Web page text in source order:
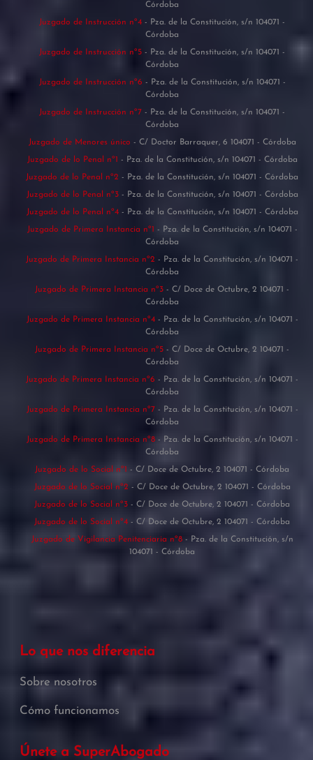
Córdoba
Juzgado de Instrucción nº4 - Pza. de la Constitución, s/n 104071 -
Córdoba
Juzgado de Instrucción nº5 - Pza. de la Constitución, s/n 104071 -
Córdoba
Juzgado de Instrucción nº6 - Pza. de la Constitución, s/n 104071 -
Córdoba
Juzgado de Instrucción nº7 - Pza. de la Constitución, s/n 104071 -
Córdoba
Juzgado de Menores único - C/ Doctor Barraquer, 6 104071 - Córdoba
Juzgado de lo Penal nº1 - Pza. de la Constitución, s/n 104071 - Córdoba
Juzgado de lo Penal nº2 - Pza. de la Constitución, s/n 104071 - Córdoba
Juzgado de lo Penal nº3 - Pza. de la Constitución, s/n 104071 - Córdoba
Juzgado de lo Penal nº4 - Pza. de la Constitución, s/n 104071 - Córdoba
Juzgado de Primera Instancia nº1 - Pza. de la Constitución, s/n 104071 -
Córdoba
Juzgado de Primera Instancia nº2 - Pza. de la Constitución, s/n 104071 -
Córdoba
Juzgado de Primera Instancia nº3 - C/ Doce de Octubre, 2 104071 -
Córdoba
Juzgado de Primera Instancia nº4 - Pza. de la Constitución, s/n 104071 -
Córdoba
Juzgado de Primera Instancia nº5 - C/ Doce de Octubre, 2 104071 -
Córdoba
Juzgado de Primera Instancia nº6 - Pza. de la Constitución, s/n 104071 -
Córdoba
Juzgado de Primera Instancia nº7 - Pza. de la Constitución, s/n 104071 -
Córdoba
Juzgado de Primera Instancia nº8 - Pza. de la Constitución, s/n 104071 -
Córdoba
Juzgado de lo Social nº1 - C/ Doce de Octubre, 2 104071 - Córdoba
Juzgado de lo Social nº2 - C/ Doce de Octubre, 2 104071 - Córdoba
Juzgado de lo Social nº3 - C/ Doce de Octubre, 2 104071 - Córdoba
Juzgado de lo Social nº4 - C/ Doce de Octubre, 2 104071 - Córdoba
Juzgado de Vigilancia Penitenciaria nº8 - Pza. de la Constitución, s/n
104071 - Córdoba
Lo que nos diferencia
Sobre nosotros
Cómo funcionamos
Únete a SuperAbogado